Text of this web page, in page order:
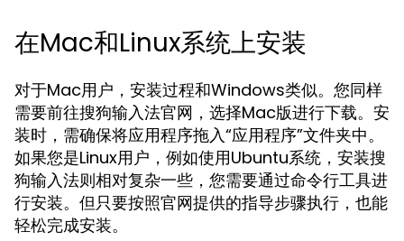
在Mac和Linux系统上安装
对于Mac用户，安装过程和Windows类似。您同样
需要前往搜狗输入法官网，选择Mac版进行下载。安
装时，需确保将应用程序拖入“应用程序”文件夹中。
如果您是Linux用户，例如使用Ubuntu系统，安装搜
狗输入法则相对复杂一些，您需要通过命令行工具进
行安装。但只要按照官网提供的指导步骤执行，也能
轻松完成安装。